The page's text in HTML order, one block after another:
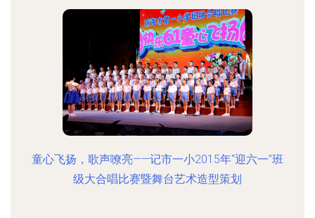
童心飞扬，歌声嘹亮——记市一小2015年“迎六一”班
级大合唱比赛暨舞台艺术造型策划